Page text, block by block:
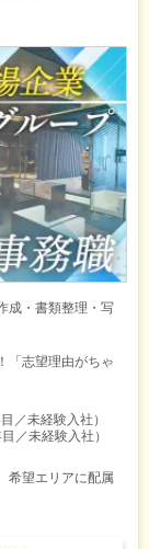
成・書類整理・写
「志望理由がちゃ
／未経験入社）
／未経験入社）
希望エリアに配属